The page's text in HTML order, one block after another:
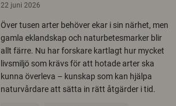
22 juni 2026
Över tusen arter behöver ekar i sin närhet, men
gamla eklandskap och naturbetesmarker blir
allt färre. Nu har forskare kartlagt hur mycket
livsmiljö som krävs för att hotade arter ska
kunna överleva – kunskap som kan hjälpa
naturvårdare att sätta in rätt åtgärder i tid.